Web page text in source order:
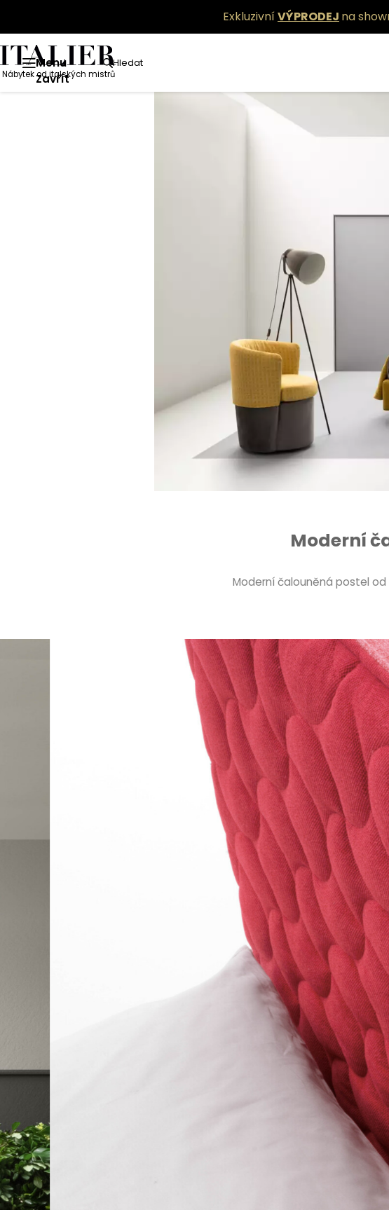
ExkluzivníVÝPRODEJ na
Menu
Zavřít
Hledat
Nábytek od italských mistrů
Moderní
Moderní čalouněná postel